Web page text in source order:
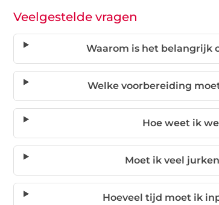
Veelgestelde vragen
Waarom is het belangrijk
Welke voorbereiding
Hoe weet ik
Moet ik veel
Hoeveel tijd moet ik